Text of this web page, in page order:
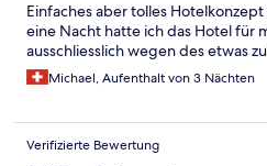
Einfaches aber tolles
eine Nacht hatte ich das Hotel für
ausschliesslich wegen des etwas
Michael, Aufenthalt von 3 Nächten
Verifizierte Bewertung